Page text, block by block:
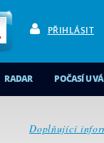
PŘIHLÁSIT
RADAR POČASÍ U
Doplňující